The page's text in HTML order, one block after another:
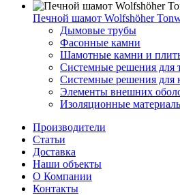
Печной шамот Wolfshöher
Дымовые трубы
Фасонные камни
Шамотные камни и
Системные решения для
Системные решения для
Элементы внешних
Изоляционные
Производители
Статьи
Доставка
Наши объекты
О Компании
Контакты